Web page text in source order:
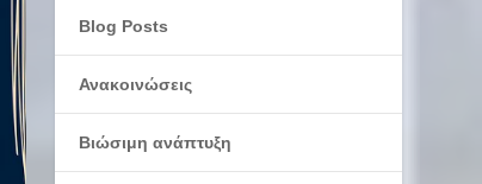
Blog Posts
Ανακοινώσεις
Βιώσιμη ανάπτυξη